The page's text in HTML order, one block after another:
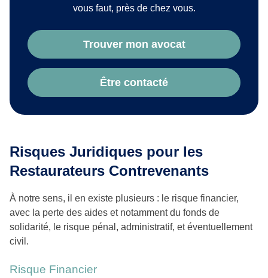
vous faut, près de chez vous.
Trouver mon avocat
Être contacté
Risques Juridiques pour les
Restaurateurs Contrevenants
À notre sens, il en existe plusieurs : le risque financier,
avec la perte des aides et notamment du fonds de
solidarité, le risque pénal, administratif, et éventuellement
civil.
Risque Financier